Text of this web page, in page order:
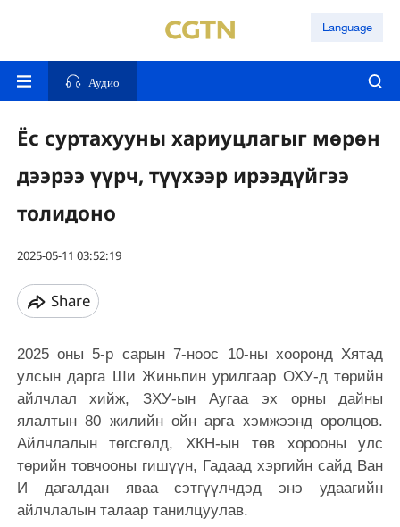
Language
Аудио
Ёс суртахууны хариуцлагыг мөрөн
дээрээ үүрч, түүхээр ирээдүйгээ
толидоно
2025-05-11 03:52:19
Share
2025 оны 5-р сарын 7-ноос 10-ны хооронд Хятад
улсын дарга Ши Жиньпин урилгаар ОХУ-д төрийн
айлчлал хийж, ЗХУ-ын Аугаа эх орны дайны
ялалтын 80 жилийн ойн арга хэмжээнд оролцов.
Айлчлалын төгсгөлд, ХКН-ын төв хорооны улс
төрийн товчооны гишүүн, Гадаад хэргийн сайд Ван
И дагалдан яваа сэтгүүлчдэд энэ удаагийн
айлчлалын талаар танилцуулав.